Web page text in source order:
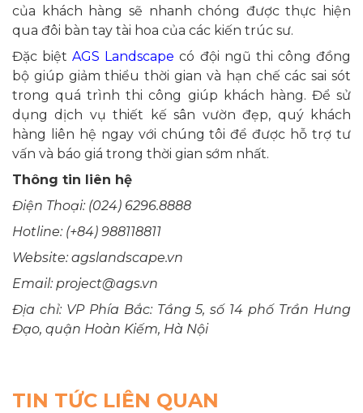
của khách hàng sẽ nhanh chóng được thực hiện
qua đôi bàn tay tài hoa của các kiến trúc sư.
Đặc biệtAGS Landscape có đội ngũ thi công đồng
bộ giúp giảm thiểu thời gian và hạn chế các sai sót
trong quá trình thi công giúp khách hàng. Để sử
dụng dịch vụ thiết kế sân vườn đẹp, quý khách
hàng liên hệ ngay với chúng tôi để được hỗ trợ tư
vấn và báo giá trong thời gian sớm nhất.
Thông tin liên hệ
Điện Thoại: (024) 6296.8888
Hotline: (+84) 988118811
Website: agslandscape.vn
Email: project@ags.vn
Địa chỉ: VP Phía Bắc: Tầng 5, số 14 phố Trần Hưng
Đạo, quận Hoàn Kiếm, Hà Nội
TIN TỨC LIÊN QUAN